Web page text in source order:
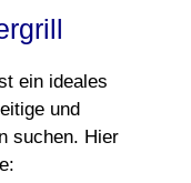
ein ideales
und
suchen. Hier